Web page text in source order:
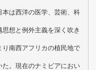
は西洋の医学、芸術、科
想と例外主義を深く吹き
り南西アフリカの植民地で
。現在のナミビアにおい